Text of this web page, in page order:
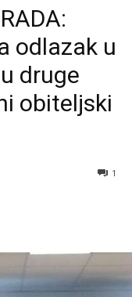
odlazak u
druge
obiteljski
1